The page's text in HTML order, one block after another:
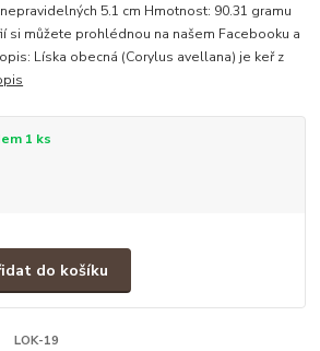
5.1 cm Hmotnost: 90.31 gramu
si můžete prohlédnou na našem Facebooku a
Líska obecná (Corylus avellana) je keř z
1 ks
do košíku
LOK-19